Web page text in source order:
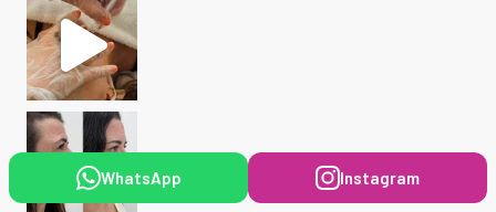
WhatsApp Instagram